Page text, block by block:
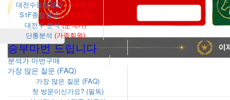
대전수종합결과(가족회원)
S1F종합결과(가족회원)
대전수 분석(분석가)
단통분석 (가족회원)
승부마번 드립니다
분석가 마번구매
가장 많은 질문 (FAQ)
가장 많은 질문 (FAQ)
첫 방문이신가요? (필독)